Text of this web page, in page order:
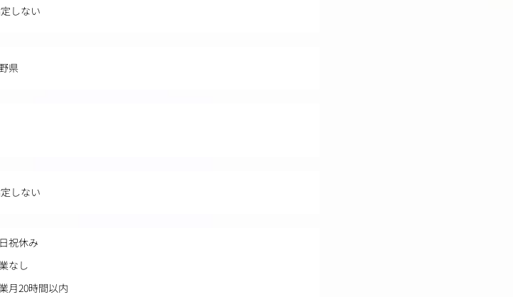
しない
県
しない
祝休み
なし
月20時間以内